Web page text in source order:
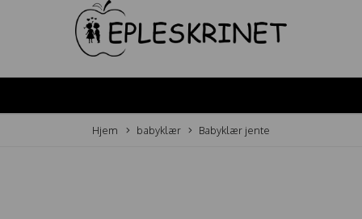
Hjem babyklær Babyklær jente